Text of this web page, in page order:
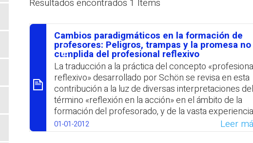
Resultados encontrados 1 Ítems
סיכום
Cambios paradigmáticos en la formación de
profesores: Peligros, trampas y la promesa no
cumplida del profesional reflexivo
La traducción a la práctica del concepto
reflexivo» desarrollado por Schön se revisa en esta
contribución a la luz de diversas interpretaciones del
término «reflexión en la acción» en el ámbito de la
formación del profesorado, y de la vasta experiencia
profesional del autor como formador de
01-01-2012 Leer